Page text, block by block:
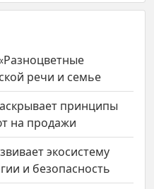
речи и семье
принципы
на продажи
экосистему
и безопасность